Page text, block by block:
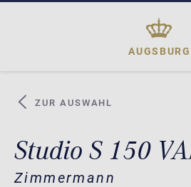
AUGSBURG
ZUR AUSWAHL
Studio S 150
Zimmermann